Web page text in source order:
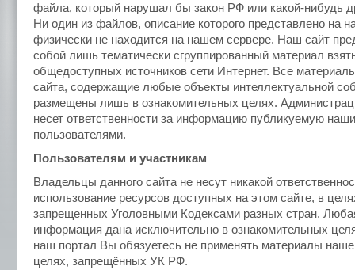
файла, который нарушал бы закон РФ или какой-нибудь
Ни один из файлов, описание которого представлено на
физически не находится на нашем сервере. Наш сайт
собой лишь тематически сгруппированный материал
общедоступных источников сети Интернет. Все
сайта, содержащие любые объекты интеллектуальной
размещены лишь в ознакомительных целях.
несет ответственности за информацию публикуемую
пользователями.
Пользователям и участникам
Владельцы данного сайта не несут никакой
использование ресурсов доступных на этом сайте, в
запрещенных Уголовными Кодексами разных стран.
информация дана исключительно в ознакомительных
наш портал Вы обязуетесь не применять материалы
целях, запрещённых УК РФ.